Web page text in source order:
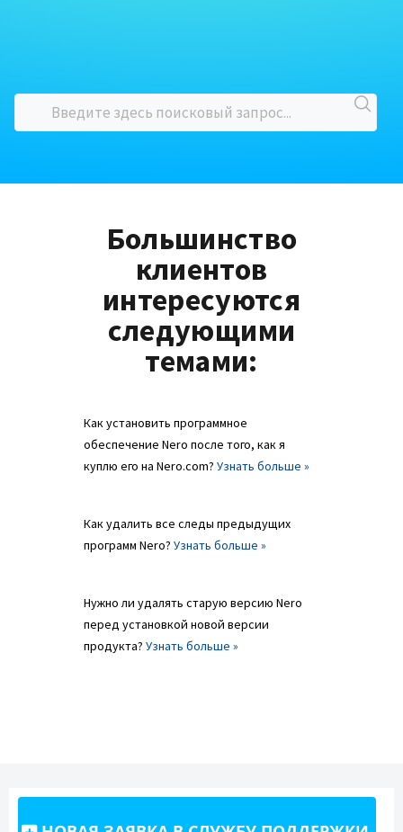
Большинство
клиентов
интересуются
следующими
темами:
Как установить программное
обеспечение Nero после того, как я
куплю его на Nero.com? Узнать больше »
Как удалить все следы предыдущих
программ Nero? Узнать больше »
Нужно ли удалять старую версию Nero
перед установкой новой версии
продукта? Узнать больше »